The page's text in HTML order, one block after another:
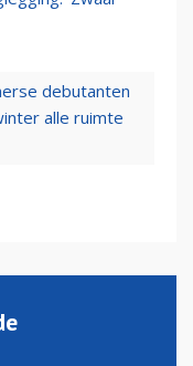
debutanten
alle ruimte